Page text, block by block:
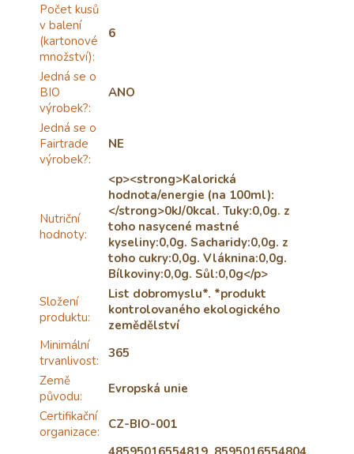
Počet kusů
v balení
(kartonové
množství):
6
Jedná se o
BIO
výrobek?:
ANO
Jedná se o
Fairtrade
výrobek?:
NE
Nutriční
hodnoty:
<p><strong>Kalorická
hodnota/energie (na 100ml):
</strong>0kJ/0kcal. Tuky:0,0g. z
toho nasycené mastné
kyseliny:0,0g. Sacharidy:0,0g. z
toho cukry:0,0g. Vláknina:0,0g.
Bílkoviny:0,0g. Sůl:0,0g</p>
Složení
produktu:
List dobromyslu*. *produkt
kontrolovaného ekologického
zemědělství
Minimální
trvanlivost:
365
Země
původu:
Evropská unie
Certifikační
organizace: CZ-BIO-001